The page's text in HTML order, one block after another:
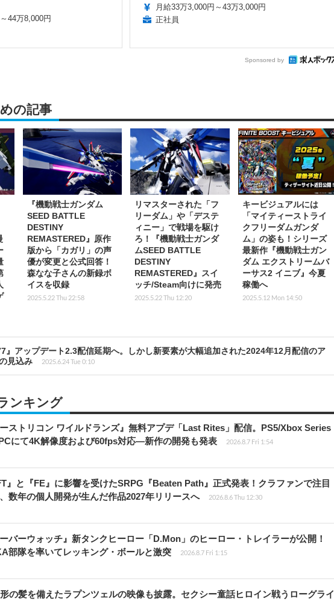
44万8,000円
月給33万3,000円～43万3,000円
正社員
Sponsored by
の記事
『機動戦士ガンダム
SEED BATTLE
DESTINY
REMASTERED』原作
版から「カガリ」の声
優が変更と公式回答！
森なな子さんの新録ボ
イスを収録
2025.5.22 Thu 22:58
リマスターされた「フ
リーダム」や「デステ
ィニー」で戦場を駆け
ろ！『機動戦士ガンダ
ムSEED BATTLE
DESTINY
REMASTERED』スイ
ッチ/Steam向けに発売
2025.5.22 Thu 12:20
キービジュアルには
「マイティーストライ
クフリーダムガンダ
ム」の姿も！シリーズ
最新作『機動戦士ガン
ダム エクストリームバ
ーサス2 イニブ』今夏
稼働へ
2025.5.12 Mon 14:50
』アップデート2.3配信延期へ。しかし新要素が大幅追加された2024年12月配信のア
見込み
2025.6.24 Tue 0:10
ンキング
ーストリコン ワイルドランズ』無料アプデ「Last Rites」配信。PS5/Xbox Series
にて4K解像度および60fps対応―新作の開発も発表
2026.8.7 Fri 1:54
』と『FE』に影響を受けたSRPG『Beaten Path』正式発表！クラファンで注目
数年の個人開発が生んだ作品2027年リリースへ
2026.8.6 Thu 12:30
ーバーウォッチ』新タンクヒーロー「D.Mon」のヒーロー・トレイラーが公開！
部隊を率いてレッキング・ボールと激突
2026.8.7 Fri 1:15
の髪を備えたラプンツェルの映像も披露。セクシー童話ヒロイン戦うローグライ